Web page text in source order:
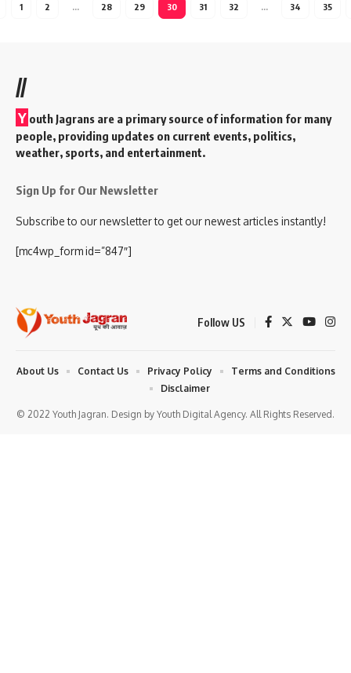
1 2 … 28 29 30 31 32 … 34 35
//
Y outh Jagrans are a primary source of information for many
people, providing updates on current events, politics,
weather, sports, and entertainment.
Sign Up for Our Newsletter
Subscribe to our newsletter to get our newest articles instantly!
[mc4wp_form id=”847″]
Follow US
© 2022 Youth Jagran. Design by Youth Digital Agency. All Rights Reserved.
About Us Contact Us Privacy Policy
Terms and Conditions
Disclaimer